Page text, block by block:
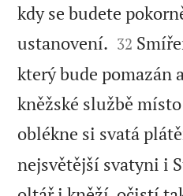
kdy se budete
ustanovení. 

32
který bude pomazán
kněžské službě
oblékne si svatá
nejsvětější svatyni i